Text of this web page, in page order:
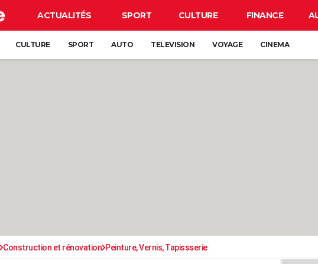
ACTUALITÉS SPORT CULTURE FINANCE
CULTURE SPORT AUTO TELEVISION VOYAGE CINEMA
Construction et rénovation Peinture, Vernis, Tapissserie